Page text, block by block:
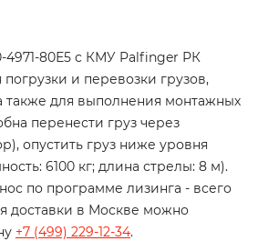
4971-80Е5 с КМУ Palfinger РК
погрузки и перевозки грузов,
также для выполнения монтажных
перенести груз через
опустить груз ниже уровня
6100 кг; длина стрелы: 8 м).
по программе лизинга - всего
доставки в Москве можно
+7 (499) 229-12-34.